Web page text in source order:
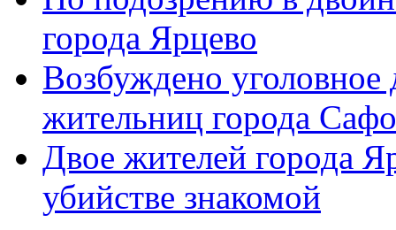
города Ярцево
Возбуждено уголовное
жительниц города
Двое жителей города
убийстве знакомой